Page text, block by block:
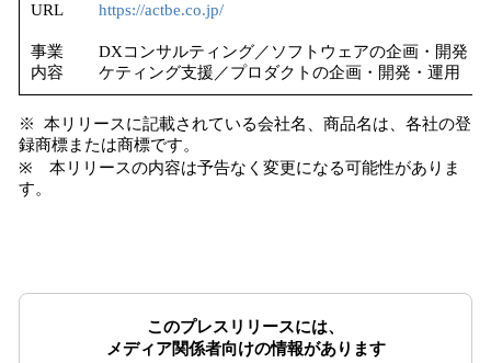
URL https://actbe.co.jp/
事業
内容
DXコンサルティング／ソフトウェアの企画・開発
ケティング支援／プロダクトの企画・開発・運用
※ 本リリースに記載されている会社名、商品名は、各社の登
録商標または商標です。
※ 本リリースの内容は予告なく変更になる可能性がありま
す。
このプレスリリースには、
メディア関係者向けの情報があります